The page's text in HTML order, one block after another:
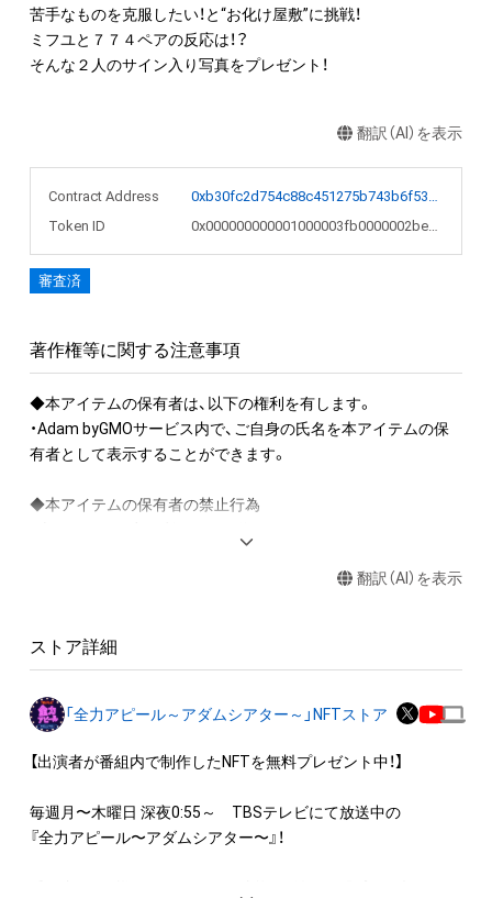
苦手なものを克服したい！と“お化け屋敷”に挑戦！
ミフユと７７４ペアの反応は！？
そんな２人のサイン入り写真をプレゼント！
翻訳（AI）を表示
Contract Address
0xb30fc2d754c88c451275b743b6f530f19f643683
Token ID
0x000000000001000003fb0000002be277
審査済
著作権等に関する注意事項
◆本アイテムの保有者は、以下の権利を有します。
・Adam byGMOサービス内で、ご自身の氏名を本アイテムの保
有者として表示することができます。
◆本アイテムの保有者の禁止行為
◆本アイテムに関する注意事項
ロゴ等を含みますがこれらに限られません。)にかかる知的財産
権(著作権、特許権、実用新案権、商標権、意匠権その他の知的財
産権(それらの権利を取得し、又はそれらの権利につき登録等を
作権を有する方、著作隣接権の権利者またはその管理委託を受
けている者によって保護されています。そのため、本アイテム
翻訳（AI）を表示
ストア詳細
「全力アピール～アダムシアター～」NFTストア
【出演者が番組内で制作したNFTを無料プレゼント中！】
毎週月〜木曜日 深夜0:55～　TBSテレビにて放送中の
『全力アピール〜アダムシアター〜』！